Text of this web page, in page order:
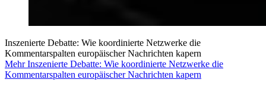
Inszenierte Debatte: Wie koordinierte Netzwerke die
Kommentarspalten europäischer Nachrichten kapern
Mehr Inszenierte Debatte: Wie koordinierte Netzwerke die
Kommentarspalten europäischer Nachrichten kapern